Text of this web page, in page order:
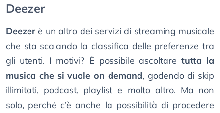
Deezer
Deezer è un altro dei servizi di streaming musicale
che sta scalando la classifica delle preferenze tra
gli utenti. I motivi? È possibile ascoltare tutta la
musica che si vuole on demand, godendo di skip
illimitati, podcast, playlist e molto altro. Ma non
solo, perché c’è anche la possibilità di procedere